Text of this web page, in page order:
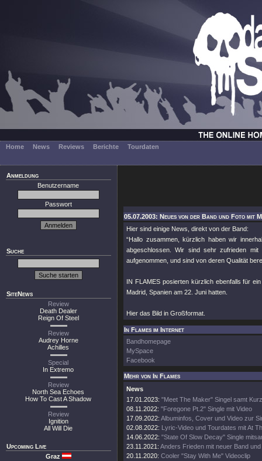
Home News Reviews Berichte Tourdaten
Anmeldung
Benutzername
Passwort
Suche
SiteNews
Review
Death Dealer
Reign Of Steel
Review
Audrey Horne
Achilles
Special
In Extremo
Review
North Sea Echoes
How To Cast A Shadow
Review
Ignition
All Will Die
Upcoming Live
Graz
05.07.2003: Neues von der Band und Foto mit
Hier sind einige News, direkt von der Band:
“Hallo zusammen, kürzlich haben wir
abgeschlossen. Wir sind sehr zufrieden
aufgenommen, und sind von deren Qualität
IN FLAMES posierten kürzlich ebenfalls für
Madrid, Spanien am 22. Juni hatten.
Hier das Bild in Großformat.
In Flames im Internet
Bandhomepage
MySpace
Facebook
Mehr von In Flames
News
17.01.2023: "Meet The Maker" Singel samt
08.11.2022: "Foregone Pt.2" Single mit Video
17.09.2022: Albuminfos, Cover und Video zur
02.08.2022: Lyric-Video und Tourdates mit At
14.06.2022: "State Of Slow Decay" Single
23.11.2021: Anders Frieden mit neuer Band und
20.11.2020: Cooler "Stay With Me" Videoclip